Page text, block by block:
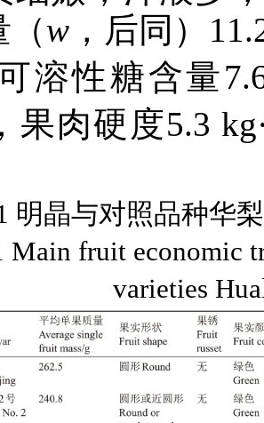
（w ，后同）
可溶性糖含量
，果肉硬度5.3
明晶与对照品种华
Main fruit economic
varieties